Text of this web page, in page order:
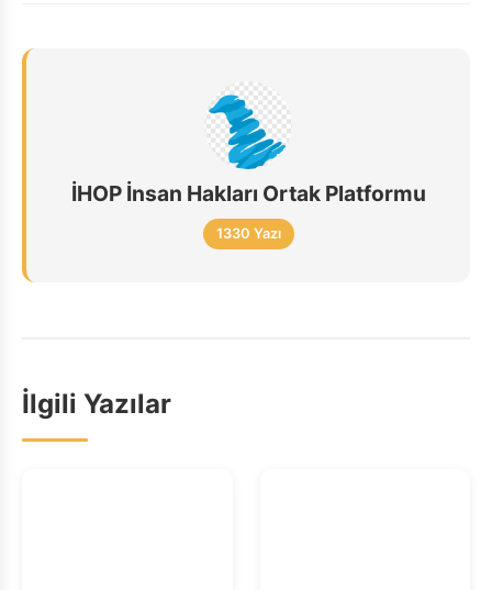
İHOP İnsan Hakları Ortak Platformu
1330 Yazı
İlgili Yazılar